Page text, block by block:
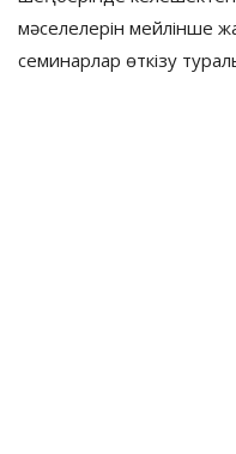
мәселелерін мейлінше
семинарлар өткізу